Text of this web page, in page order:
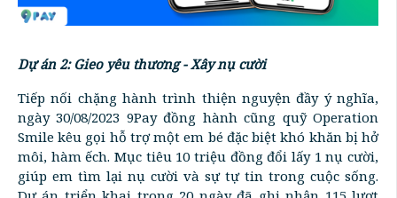
Dự án 2: Gieo yêu thương - Xây nụ cười
Tiếp nối chặng hành trình thiện nguyện đầy ý nghĩa,
ngày 30/08/2023 9Pay đồng hành cũng quỹ Operation
Smile kêu gọi hỗ trợ một em bé đặc biệt khó khăn bị hở
môi, hàm ếch. Mục tiêu 10 triệu đồng đổi lấy 1 nụ cười,
giúp em tìm lại nụ cười và sự tự tin trong cuộc sống.